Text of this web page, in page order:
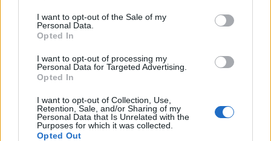
I want to opt-out of the Sale of my
Personal Data.
Opted In
I want to opt-out of processing my
Personal Data for Targeted Advertising.
Opted In
I want to opt-out of Collection, Use,
Retention, Sale, and/or Sharing of my
Personal Data that Is Unrelated with the
Purposes for which it was collected.
Opted Out
@COOLH
OMEGR